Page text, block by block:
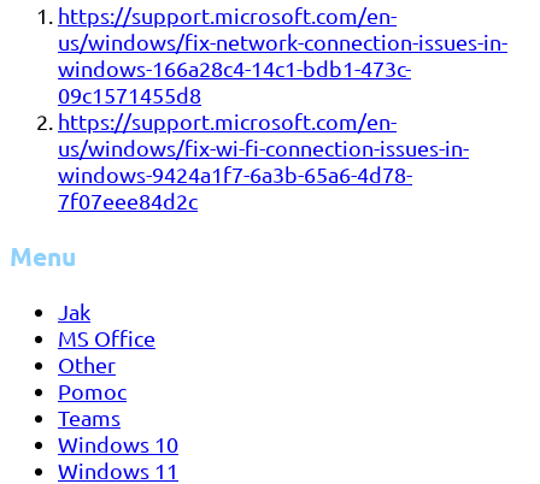
https://support.microsoft.com/en-
us/windows/fix-network-connection-issues-in-
windows-166a28c4-14c1-bdb1-473c-
09c1571455d8
https://support.microsoft.com/en-
us/windows/fix-wi-fi-connection-issues-in-
windows-9424a1f7-6a3b-65a6-4d78-
7f07eee84d2c
Menu
Jak
MS Office
Other
Pomoc
Teams
Windows 10
Windows 11